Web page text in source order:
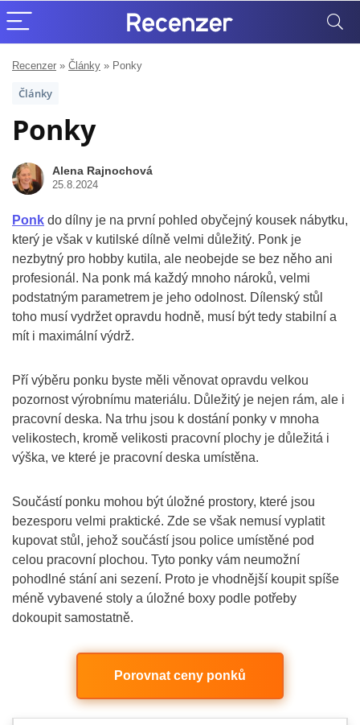
Recenzer » Články » Ponky
Články
Ponky
Alena Rajnochová
25.8.2024
Ponk do dílny je na první pohled obyčejný kousek nábytku,
který je však v kutilské dílně velmi důležitý. Ponk je
nezbytný pro hobby kutila, ale neobejde se bez něho ani
profesionál. Na ponk má každý mnoho nároků, velmi
podstatným parametrem je jeho odolnost. Dílenský stůl
toho musí vydržet opravdu hodně, musí být tedy stabilní a
mít i maximální výdrž.
Pří výběru ponku byste měli věnovat opravdu velkou
pozornost výrobnímu materiálu. Důležitý je nejen rám, ale i
pracovní deska. Na trhu jsou k dostání ponky v mnoha
velikostech, kromě velikosti pracovní plochy je důležitá i
výška, ve které je pracovní deska umístěna.
Součástí ponku mohou být úložné prostory, které jsou
bezesporu velmi praktické. Zde se však nemusí vyplatit
kupovat stůl, jehož součástí jsou police umístěné pod
celou pracovní plochou. Tyto ponky vám neumožní
pohodlné stání ani sezení. Proto je vhodnější koupit spíše
méně vybavené stoly a úložné boxy podle potřeby
dokoupit samostatně.
Porovnat ceny ponků